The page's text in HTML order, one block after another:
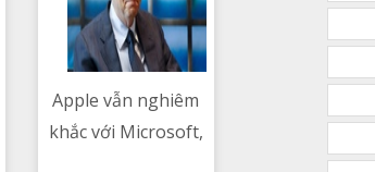
Apple vẫn nghiêm
khắc với Microsoft,